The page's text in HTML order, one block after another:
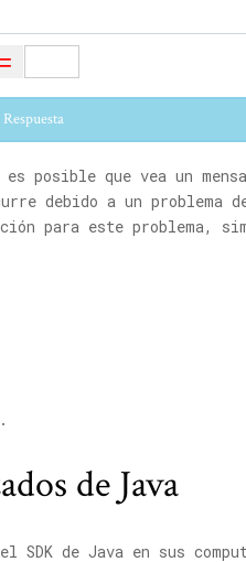
posible que vea un
debido a un problema
para este problema,
de Java
SDK de Java en sus